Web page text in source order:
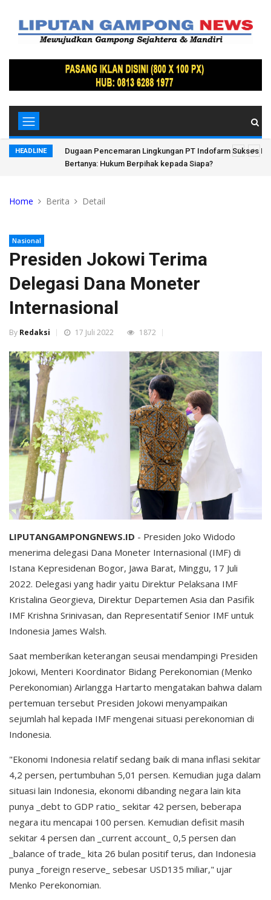
HEADLINE
Bandar
Dugaan Pencemaran Lingkungan PT Indofarm Sukses
Bertanya: Hukum Berpihak kepada Siapa?
Home Berita Detail
Nasional
Presiden Jokowi Terima
Delegasi Dana Moneter
Internasional
By Redaksi 17 Juli 2022 1872
LIPUTANGAMPONGNEWS.ID - Presiden Joko Widodo
menerima delegasi Dana Moneter Internasional (IMF) di
Istana Kepresidenan Bogor, Jawa Barat, Minggu, 17 Juli
2022. Delegasi yang hadir yaitu Direktur Pelaksana IMF
Kristalina Georgieva, Direktur Departemen Asia dan Pasifik
IMF Krishna Srinivasan, dan Representatif Senior IMF untuk
Indonesia James Walsh.
Saat memberikan keterangan seusai mendampingi Presiden
Jokowi, Menteri Koordinator Bidang Perekonomian (Menko
Perekonomian) Airlangga Hartarto mengatakan bahwa dalam
pertemuan tersebut Presiden Jokowi menyampaikan
sejumlah hal kepada IMF mengenai situasi perekonomian di
Indonesia.
"Ekonomi Indonesia relatif sedang baik di mana inflasi sekitar
4,2 persen, pertumbuhan 5,01 persen. Kemudian juga dalam
situasi lain Indonesia, ekonomi dibanding negara lain kita
punya _debt to GDP ratio_ sekitar 42 persen, beberapa
negara itu mencapai 100 persen. Kemudian defisit masih
sekitar 4 persen dan _current account_ 0,5 persen dan
_balance of trade_ kita 26 bulan positif terus, dan Indonesia
punya _foreign reserve_ sebesar USD135 miliar," ujar
Menko Perekonomian.